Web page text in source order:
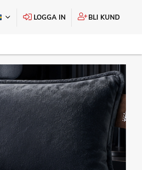
LOGGA IN BLI KUND